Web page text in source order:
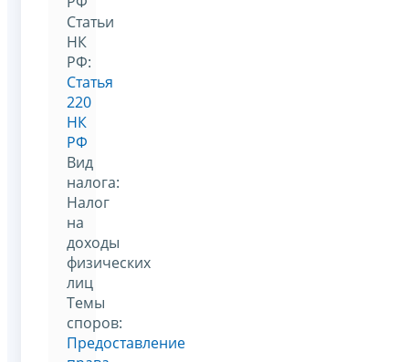
Статьи
НК
РФ:
Статья
220
НК
РФ
Вид
налога:
Налог
на
доходы
физических
лиц
Темы
споров:
Предоставление